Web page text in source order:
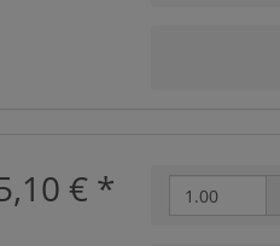
€ *